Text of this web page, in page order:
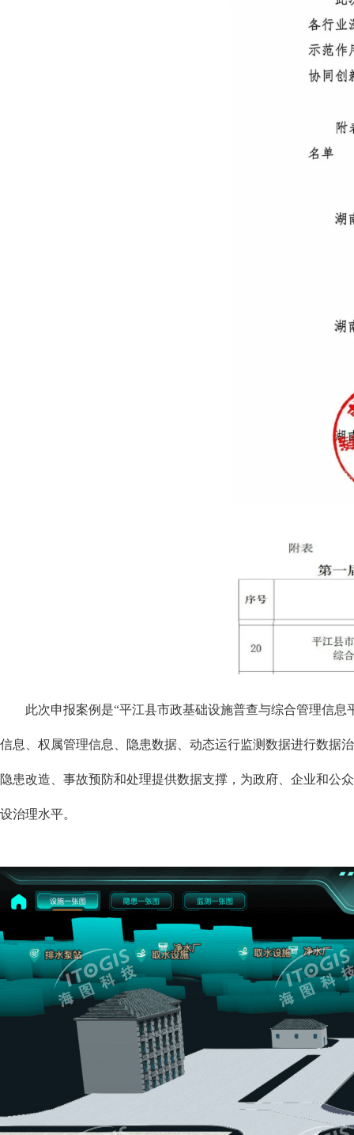
此次申报案例是“平江县市政基础设施普查与综合管理信息
信息、权属管理信息、隐患数据、动态运行监测数据进行数据
隐患改造、事故预防和处理提供数据支撑，为政府、企业和公
设治理水平。